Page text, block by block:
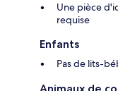
Une pièce
requise
Enfants
Pas de lits-